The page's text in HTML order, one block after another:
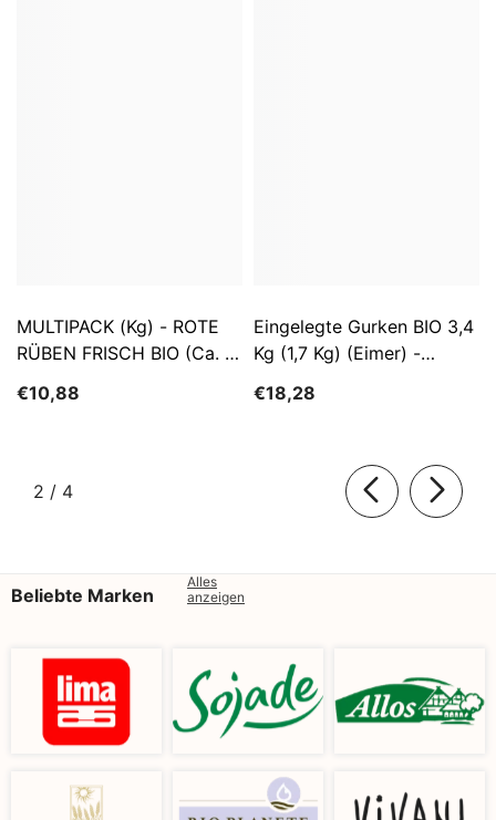
MULTIPACK (kg) - ROTE
RÜBEN FRISCH BIO (ca. 5
€10,88
Eingelegte Gurken BIO 3,4
Kg (1,7 Kg) (Eimer) -
€18,28
2 / von
4
Beliebte Marken
Alles
anzeigen